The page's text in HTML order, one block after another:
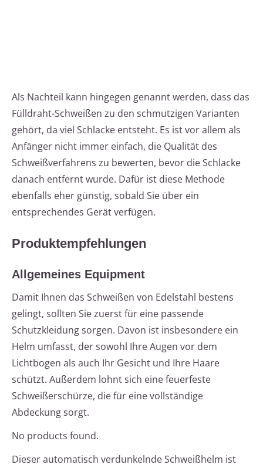
Als Nachteil kann hingegen genannt werden, dass das
Fülldraht-Schweißen zu den schmutzigen Varianten
gehört, da viel Schlacke entsteht. Es ist vor allem als
Anfänger nicht immer einfach, die Qualität des
Schweißverfahrens zu bewerten, bevor die Schlacke
danach entfernt wurde. Dafür ist diese Methode
ebenfalls eher günstig, sobald Sie über ein
entsprechendes Gerät verfügen.
Produktempfehlungen
Allgemeines Equipment
Damit Ihnen das Schweißen von Edelstahl bestens
gelingt, sollten Sie zuerst für eine passende
Schutzkleidung sorgen. Davon ist insbesondere ein
Helm umfasst, der sowohl Ihre Augen vor dem
Lichtbogen als auch Ihr Gesicht und Ihre Haare
schützt. Außerdem lohnt sich eine feuerfeste
Schweißerschürze, die für eine vollständige
Abdeckung sorgt.
No products found.
Dieser automatisch verdunkelnde Schweißhelm ist